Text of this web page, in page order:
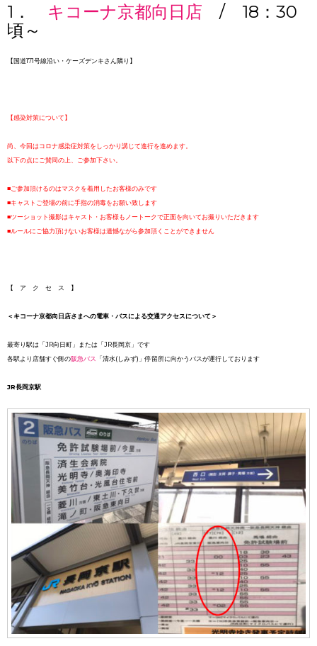
1． キコーナ京都向日店 / 18：30
頃～
【国道171号線沿い・ケーズデンキさん隣り】
【感染対策について】
尚、今回はコロナ感染症対策をしっかり講じて進行を進めます。
以下の点にご賛同の上、ご参加下さい。
■ご参加頂けるのはマスクを着用したお客様のみです
■キャストご登場の前に手指の消毒をお願い致します
■ツーショット撮影はキャスト・お客様もノートークで正面を向いてお撮りいただきます
■ルールにご協力頂けないお客様は遺憾ながら参加頂くことができません
【 ア ク セ ス 】
＜キコーナ京都向日店さまへの電車・バスによる交通アクセスについて＞
最寄り駅は「JR向日町」または「JR長岡京」です
各駅より店舗すぐ側の阪急バス 「清水(しみず)」停留所に向かうバスが運行しております
JR長岡京駅